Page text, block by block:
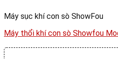
Máy sục khí con sò ShowFou
Máy thổi khí con sò Showfou